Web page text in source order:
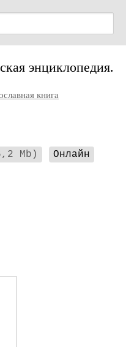
энциклопедия.
книга
Mb) Онлайн